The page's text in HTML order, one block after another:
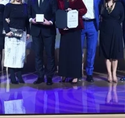
BIZLIFE WEEK
IZJAVA GODINE